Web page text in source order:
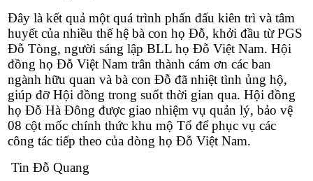
Đây là kết quả một quá trình phấn đấu kiên trì và tâm
huyết của nhiều thế hệ bà con họ Đỗ, khởi đầu từ PGS
Đỗ Tòng, người sáng lập BLL họ Đỗ Việt Nam. Hội
đồng họ Đỗ Việt Nam trân thành cám ơn các ban
ngành hữu quan và bà con Đỗ đã nhiệt tình ủng hộ,
giúp đỡ Hội đồng trong suốt thời gian qua. Hội đồng
họ Đỗ Hà Đông được giao nhiệm vụ quản lý, bảo vệ
08 cột mốc chính thức khu mộ Tổ để phục vụ các
công tác tiếp theo của dòng họ Đỗ Việt Nam.
Tin Đỗ Quang